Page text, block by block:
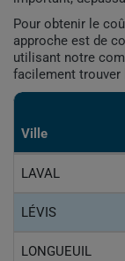
Pour obtenir le
approche est de
utilisant notre
facilement trouver
Ville
LAVAL
LÉVIS
LONGUEUIL